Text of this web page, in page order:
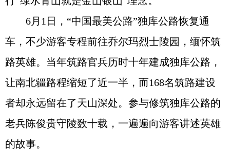
6月1日，“中国最美公路”独库公路恢复通
车，不少游客专程前往乔尔玛烈士陵园，缅怀筑
路英雄。当年筑路官兵历时十年建成独库公路，
让南北疆路程缩短了近一半，而168名筑路建设
者却永远留在了天山深处。参与修筑独库公路的
老兵陈俊贵守陵数十载，一遍遍向游客讲述英雄
的故事。